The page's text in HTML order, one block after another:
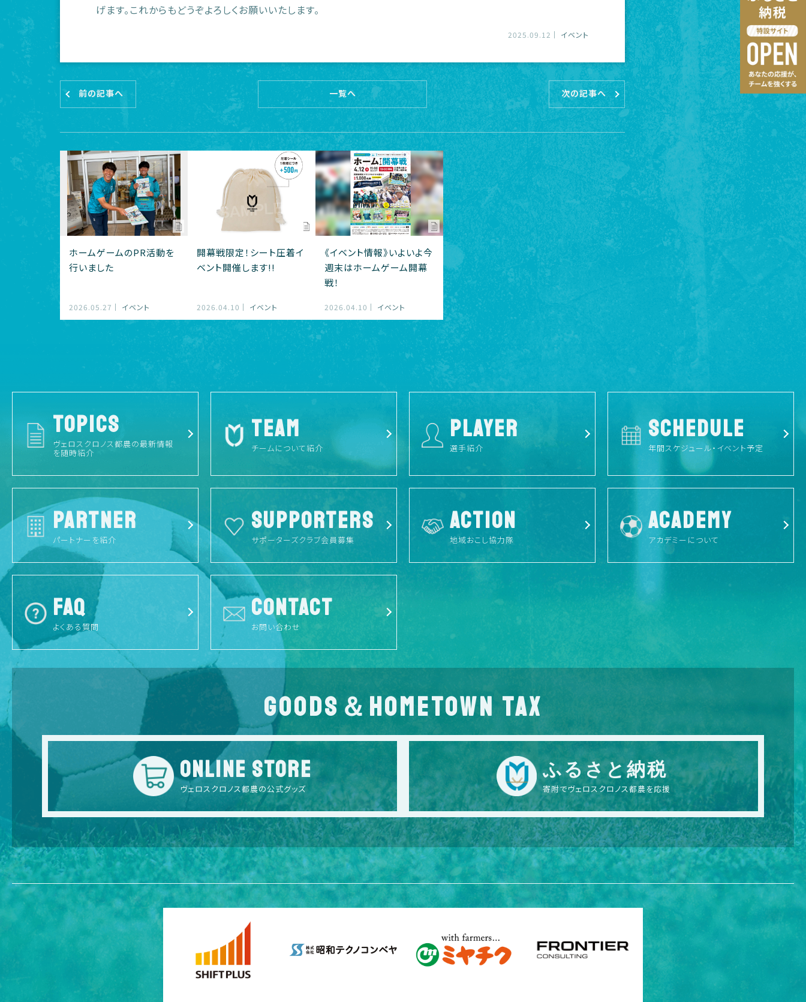
げます。これからもどうぞよろしくお願いいたします。
2025.09.12 イベント
前の記事へ 一覧へ 次の記事へ
ホームゲームのPR活動を
行いました
2026.05.27 イベント
開幕戦限定！シート圧着イ
ベント開催します!!
2026.04.10 イベント
《イベント情報》いよいよ今
週末はホームゲーム開幕
戦！
2026.04.10 イベント
TOPICS
ヴェロスクロノス都農の最新情報
を随時紹介
TEAM
チームについて紹介
PLAYER
選手紹介
SCHEDULE
年間スケジュール・イベント予定
PARTNER
パートナーを紹介
SUPPORTERS
サポーターズクラブ会員募集
ACTION
地域おこし協力隊
ACADEMY
アカデミーについて
FAQ
よくある質問
CONTACT
お問い合わせ
GOODS＆HOMETOWN TAX
ONLINE STORE
ヴェロスクロノス都農の公式グッズ
ふるさと納税
寄附でヴェロスクロノス都農を応援